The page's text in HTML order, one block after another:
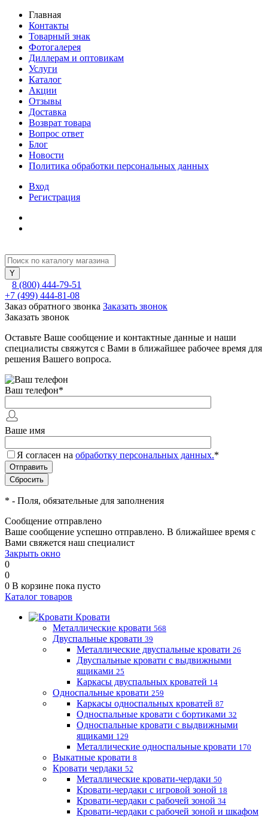
Главная
Контакты
Товарный знак
Фотогалерея
Диллерам и оптовикам
Услуги
Каталог
Акции
Отзывы
Доставка
Возврат товара
Вопрос ответ
Блог
Новости
Политика обработки персональных данных
Вход
Регистрация
8 (800) 444-79-51
+7 (499) 444-81-08
Заказ обратного звонка Заказать звонок
Заказать звонок
Оставьте Ваше сообщение и контактные данные и наши
специалисты свяжутся с Вами в ближайшее рабочее время для
решения Вашего вопроса.
Ваш телефон*
Ваше имя
Я согласен на обработку персональных данных.*
* - Поля, обязательные для заполнения
Сообщение отправлено
Ваше сообщение успешно отправлено. В ближайшее время с
Вами свяжется наш специалист
Закрыть окно
0
0
0 В корзине пока пусто
Каталог товаров
Кровати
Металлические кровати 568
Двуспальные кровати 39
Металлические двуспальные кровати 26
Двуспальные кровати с выдвижными
ящиками 25
Каркасы двуспальных кроватей 14
Односпальные кровати 259
Каркасы односпальных кроватей 87
Односпальные кровати с бортиками 32
Односпальные кровати с выдвижными
ящиками 129
Металлические односпальные кровати 170
Выкатные кровати 8
Кровати чердаки 52
Металлические кровати-чердаки 50
Кровати-чердаки с игровой зоной 18
Кровати-чердаки с рабочей зоной 34
Кровати-чердаки с рабочей зоной и шкафом